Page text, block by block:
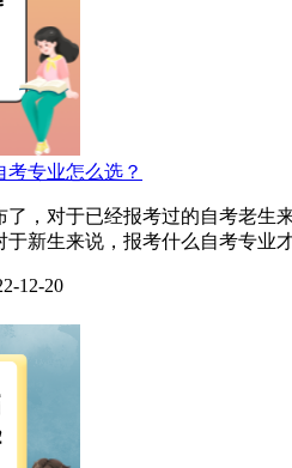
考专业怎么选？
了，对于已经报考过的自考老
新生来说，报考什么自考专业
12-20